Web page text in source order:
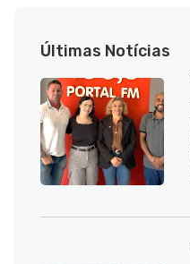
Últimas Notícias